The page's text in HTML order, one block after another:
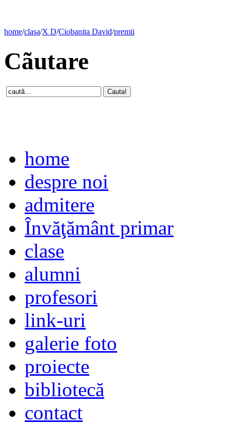
home/clasa/X D/Ciobanita David/premii
Cãutare
home
despre noi
admitere
Învăţământ primar
clase
alumni
profesori
link-uri
galerie foto
proiecte
bibliotecă
contact